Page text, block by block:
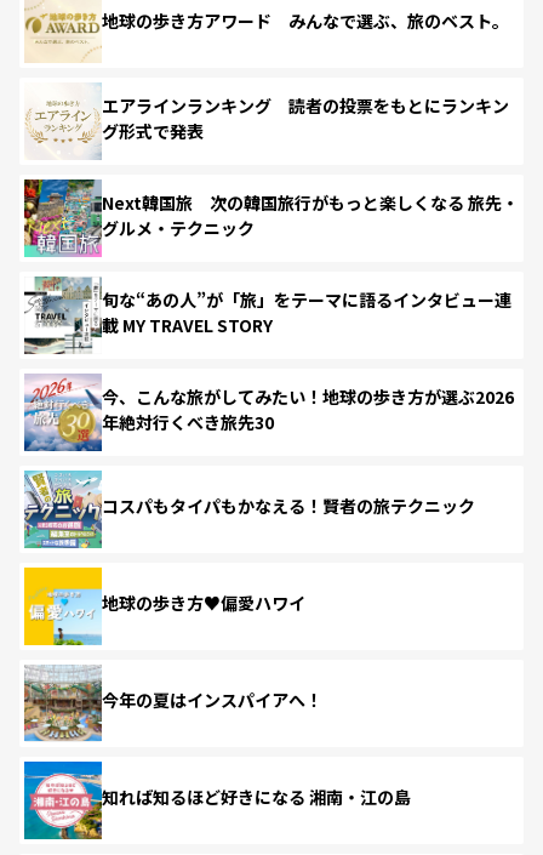
地球の歩き方アワード みんなで選ぶ、旅のベスト。
エアラインランキング 読者の投票をもとにランキン
グ形式で発表
Next韓国旅 次の韓国旅行がもっと楽しくなる 旅先・
グルメ・テクニック
旬な“あの人”が「旅」をテーマに語るインタビュー連
載 MY TRAVEL STORY
今、こんな旅がしてみたい！地球の歩き方が選ぶ2026
年絶対行くべき旅先30
コスパもタイパもかなえる！賢者の旅テクニック
地球の歩き方♥偏愛ハワイ
今年の夏はインスパイアへ！
知れば知るほど好きになる 湘南・江の島